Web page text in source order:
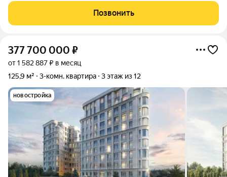
выходом на собственную террасу. Из панорамных окон
открывается многослойная картина:
Позвонить
377 700 000 ₽
от 1 582 887 ₽ в месяц
125,9 м²
3-комн. квартира 3 этаж из 12
новостройка